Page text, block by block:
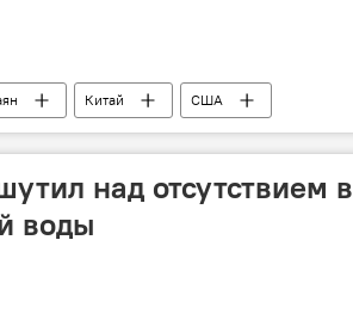
Китай США
над отсутствием в
воды